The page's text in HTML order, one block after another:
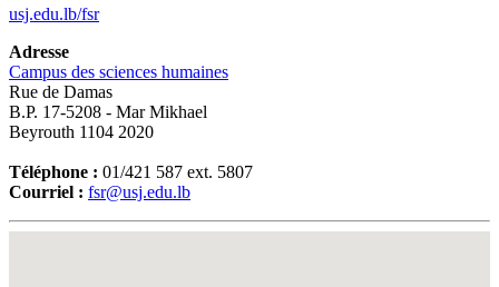
usj.edu.lb/fsr
Adresse
Campus des sciences humaines
Rue de Damas
B.P. 17-5208 - Mar Mikhael
Beyrouth 1104 2020
Téléphone : 01/421 587 ext. 5807
Courriel : fsr@usj.edu.lb